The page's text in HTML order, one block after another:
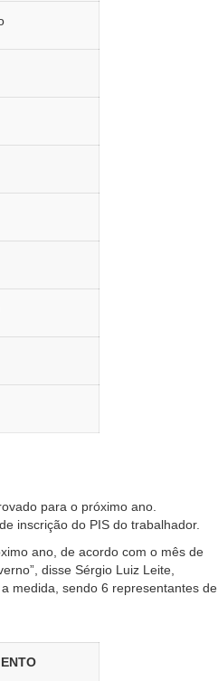
para o próximo ano.
inscrição do PIS do trabalhador.
ano, de acordo com o mês de
disse Sérgio Luiz Leite,
medida, sendo 6 representantes de